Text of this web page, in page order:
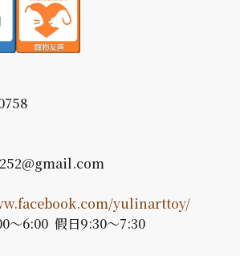
yulinarttoy/
～6:00 假日9:30～7:30